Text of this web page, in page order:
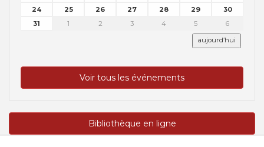
24
25 26 27 28 29
30
31
1 2 3 4 5 6
aujourd’hui
Voir tous les événements
Bibliothèque en ligne